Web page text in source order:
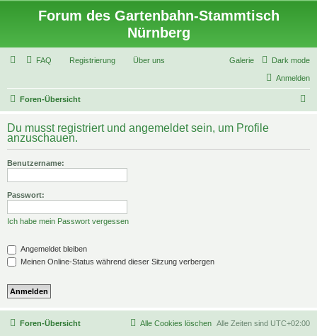
Forum des Gartenbahn-Stammtisch
Nürnberg
Dark mode
Galerie
FAQ Registrierung Über uns
Anmelden
Foren-Übersicht
h
Du musst registriert und angemeldet sein, um Profile
anzuschauen.
Benutzername:
Passwort:
Ich habe mein Passwort vergessen
Angemeldet bleiben
Meinen Online-Status während dieser Sitzung verbergen
Foren-Übersicht Alle Zeiten sind UTC+02:00
Alle Cookies löschen